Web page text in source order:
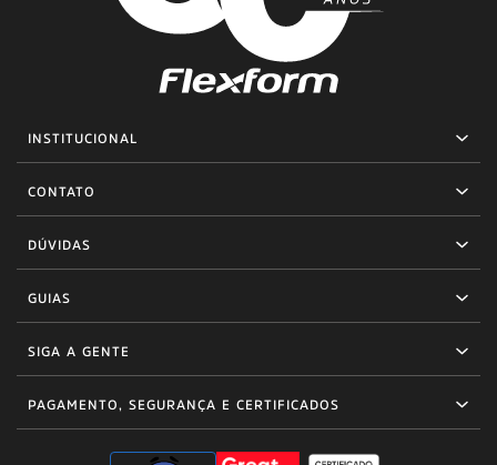
INSTITUCIONAL
CONTATO
DÚVIDAS
GUIAS
SIGA A GENTE
PAGAMENTO, SEGURANÇA E CERTIFICADOS